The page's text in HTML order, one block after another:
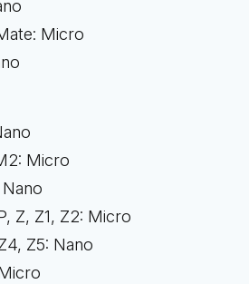
Micro
Micro
Z, Z1, Z2: Micro
Z5: Nano